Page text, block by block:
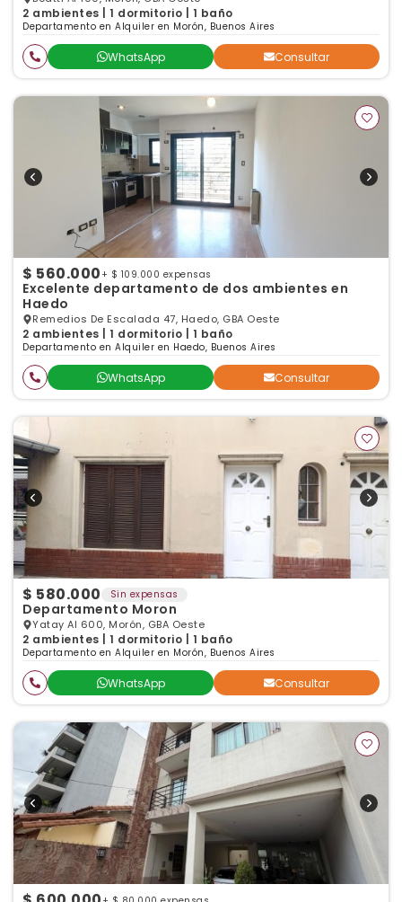
2 ambientes | 1 dormitorio | 1 baño
Departamento en Alquiler en Morón, Buenos Aires
WhatsApp Consultar
$ 560.000 + $ 109.000 expensas
Excelente departamento de dos ambientes en
Haedo
Remedios De Escalada 47, Haedo, GBA Oeste
2 ambientes | 1 dormitorio | 1 baño
Departamento en Alquiler en Haedo, Buenos Aires
WhatsApp Consultar
$ 580.000 Sin expensas
Departamento Moron
Yatay Al 600, Morón, GBA Oeste
2 ambientes | 1 dormitorio | 1 baño
Departamento en Alquiler en Morón, Buenos Aires
WhatsApp Consultar